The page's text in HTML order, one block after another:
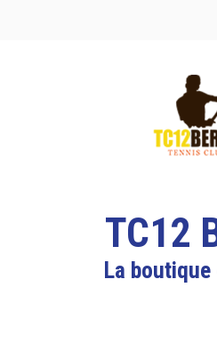
Site Web
Facebook
Se
Panier (
TC12
La